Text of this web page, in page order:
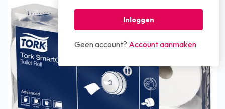
Inloggen
Geen account? Account aanmaken